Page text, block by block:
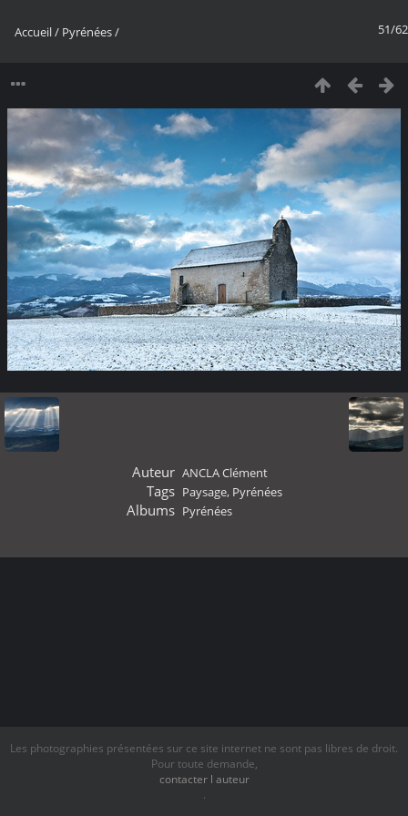
51/62
Accueil/ Pyrénées/
Auteur ANCLA Clément
Tags Paysage, Pyrénées
Albums Pyrénées
Les photographies présentées sur ce site internet ne sont pas libres de droit.
Pour toute demande,
contacter l auteur
.